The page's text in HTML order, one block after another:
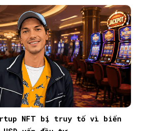
NFT bị truy tố vì biển